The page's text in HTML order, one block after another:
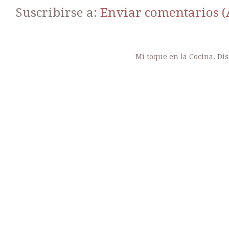
Suscribirse a: Enviar comentarios
Mi toque en la Cocina.